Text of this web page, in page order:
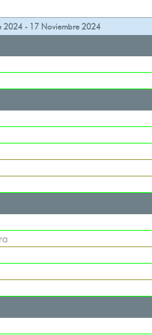
2024 - 17 Noviembre 2024